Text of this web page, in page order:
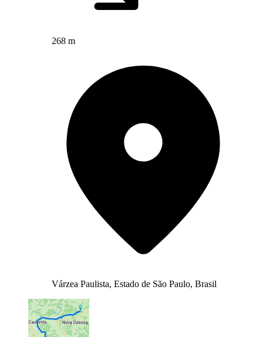
268 m
Várzea Paulista, Estado de São Paulo, Brasil